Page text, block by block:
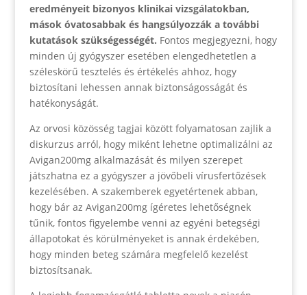
eredményeit bizonyos klinikai vizsgálatokban,
mások óvatosabbak és hangsúlyozzák a további
kutatások szükségességét. Fontos megjegyezni, hogy
minden új gyógyszer esetében elengedhetetlen a
széleskörű tesztelés és értékelés ahhoz, hogy
biztosítani lehessen annak biztonságosságát és
hatékonyságát.
Az orvosi közösség tagjai között folyamatosan zajlik a
diskurzus arról, hogy miként lehetne optimalizálni az
Avigan200mg alkalmazását és milyen szerepet
játszhatna ez a gyógyszer a jövőbeli vírusfertőzések
kezelésében. A szakemberek egyetértenek abban,
hogy bár az Avigan200mg ígéretes lehetőségnek
tűnik, fontos figyelembe venni az egyéni betegségi
állapotokat és körülményeket is annak érdekében,
hogy minden beteg számára megfelelő kezelést
biztosítsanak.